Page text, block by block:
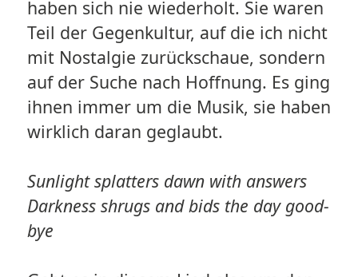
haben sich nie wiederholt. Sie waren
Teil der Gegenkultur, auf die ich nicht
mit Nostalgie zurückschaue, sondern
auf der Suche nach Hoffnung. Es ging
ihnen immer um die Musik, sie haben
wirklich daran geglaubt.
Sunlight splatters dawn with answers
Darkness shrugs and bids the day good-
bye